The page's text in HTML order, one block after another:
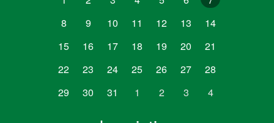
8
9 10 11 12 13
14
15
16 17 18 19 20
21
22
23 24 25 26 27
28
29
30 31 1 2 3 4